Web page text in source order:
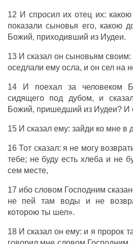
12 Испросил ихотец их: какою
показали сыновья его, какою
Божий, приходивший из Иудеи.
13 Исказал он сыновьям своим:
оседлали ему осла, и он селна
14 И поехал за человеком
сидящегопод дубом, и
Божий, пришедший из Иудеи? И
15 И сказалему: зайди ко мне в
16 Тот сказал: я не могу
тебе; не буду есть хлеба и не
сем месте,
17 ибо словом Господним
не пей там воды и не
которою ты шел».
18 Исказал он ему: и я пророк